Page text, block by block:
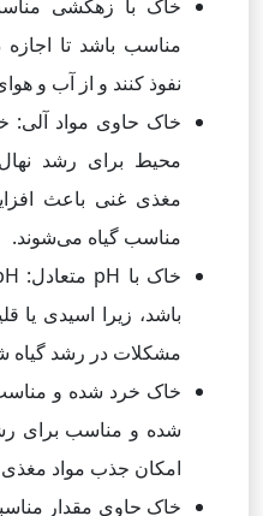
خاک با زهکشی
مناسب باشد تا
نفوذ کنند و از آب و
خاک حاوی مواد آلی:
محیط برای رشد
مغذی غنی باعث
مناسب گیاه می‌شوند.
باشد، زیرا اسیدی یا
مشکلات در رشد گیاه
خاک خرد شده و
شده و مناسب برای
امکان جذب مواد مغذی
خاک حاوی مقدار